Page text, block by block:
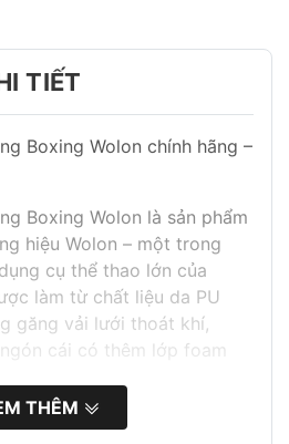
₫.
TIẾT
Boxing Wolon chính hãng –
Boxing Wolon là sản phẩm
hiệu Wolon – một trong
cụ thể thao lớn của
làm từ chất liệu da PU
găng vải lưới thoát khí,
cái có thêm lớp foam
Boxing Wolon là sản phẩm
THÊM